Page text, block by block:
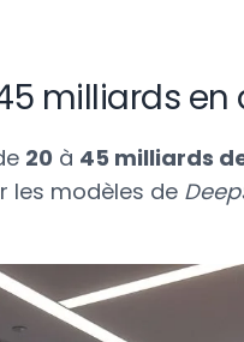
milliards
20 à 45 milliards
les modèles de